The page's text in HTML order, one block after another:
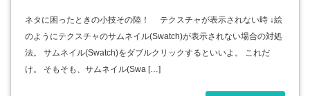
ネタに困ったときの小技その陸！ テクスチャが表示されない時 ↓絵
のようにテクスチャのサムネイル(Swatch)が表示されない場合の対処
法。 サムネイル(Swatch)をダブルクリックするといいよ。 これだ
け。 そもそも、サムネイル(Swa […]